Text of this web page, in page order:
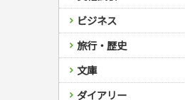
俳句・詩・ことば
その他免許
調理器具クッキング
お菓子・ケーキ・パン
飲み物・お酒
着物・着つけ
手紙・ペン字
妊娠・出産・育児
離乳食・幼児食・こ
栄養事典
生活習慣病
指導マニュアル
占い・心理ゲーム
のりもの・ずかん
読み物・絵本
音と光のでる絵本
総復習ドリル
学習・地図
自由研究・読書感想文
えんぴつちょう
就職試験
公務員試験
検定試験・資格試験
英語検定・TOEIC
漢字検定・数学検定
簿記検定
ケアマネジャー
ビジネス
経営・経済・法律
マネー・株・資産
簿記・経理・税金・
自己啓発
ビジネス読み物
旅行・歴史
国内・海外旅行
国外旅行
国内旅行
地理・歴史
地理・地図
文庫
文庫
ダイアリー